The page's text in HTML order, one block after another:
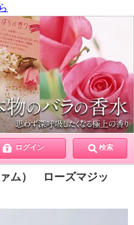
ログイン 検索
ァム） ローズマジッ